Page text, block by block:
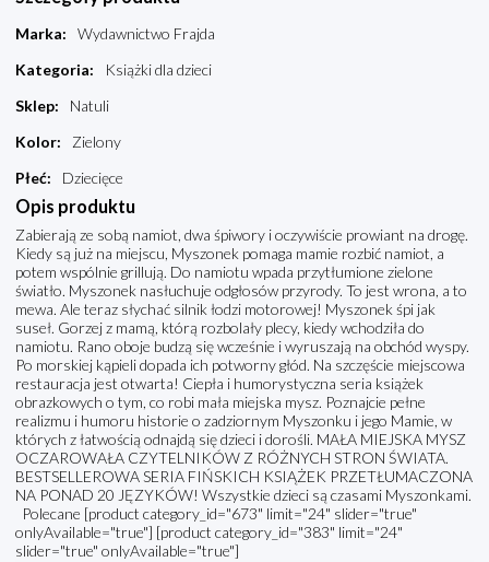
Marka:
Wydawnictwo Frajda
Kategoria:
Książki dla dzieci
Sklep:
Natuli
Kolor:
Zielony
Płeć: Dziecięce
Opis produktu
Zabierają ze sobą namiot, dwa śpiwory i oczywiście prowiant na drogę.
Kiedy są już na miejscu, Myszonek pomaga mamie rozbić namiot, a
potem wspólnie grillują. Do namiotu wpada przytłumione zielone
światło. Myszonek nasłuchuje odgłosów przyrody. To jest wrona, a to
mewa. Ale teraz słychać silnik łodzi motorowej! Myszonek śpi jak
suseł. Gorzej z mamą, którą rozbolały plecy, kiedy wchodziła do
namiotu. Rano oboje budzą się wcześnie i wyruszają na obchód wyspy.
Po morskiej kąpieli dopada ich potworny głód. Na szczęście miejscowa
restauracja jest otwarta! Ciepła i humorystyczna seria książek
obrazkowych o tym, co robi mała miejska mysz. Poznajcie pełne
realizmu i humoru historie o zadziornym Myszonku i jego Mamie, w
których z łatwością odnajdą się dzieci i dorośli. MAŁA MIEJSKA MYSZ
OCZAROWAŁA CZYTELNIKÓW Z RÓŻNYCH STRON ŚWIATA.
BESTSELLEROWA SERIA FIŃSKICH KSIĄŻEK PRZETŁUMACZONA
NA PONAD 20 JĘZYKÓW! Wszystkie dzieci są czasami Myszonkami.
Polecane [product category_id="673" limit="24" slider="true"
onlyAvailable="true"] [product category_id="383" limit="24"
slider="true" onlyAvailable="true"]